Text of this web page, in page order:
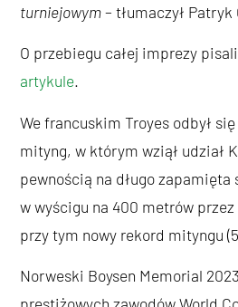
turniejowym– tłumaczył
O przebiegu całej imprezy
artykule.
We francuskim Troyes odbył
mityng, w którym wziął udział
pewnością na długo zapamięta
w wyścigu na 400 metrów
przy tym nowy rekord mityngu
Norweski Boysen Memorial